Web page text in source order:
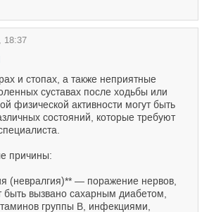
18:37
и стопах, а также неприятные
суставах после ходьбы или
физической активности могут быть
состояний, которые требуют
причины:
(невралгия)** — поражение нервов,
быть вызвано сахарным диабетом,
группы B, инфекциями,